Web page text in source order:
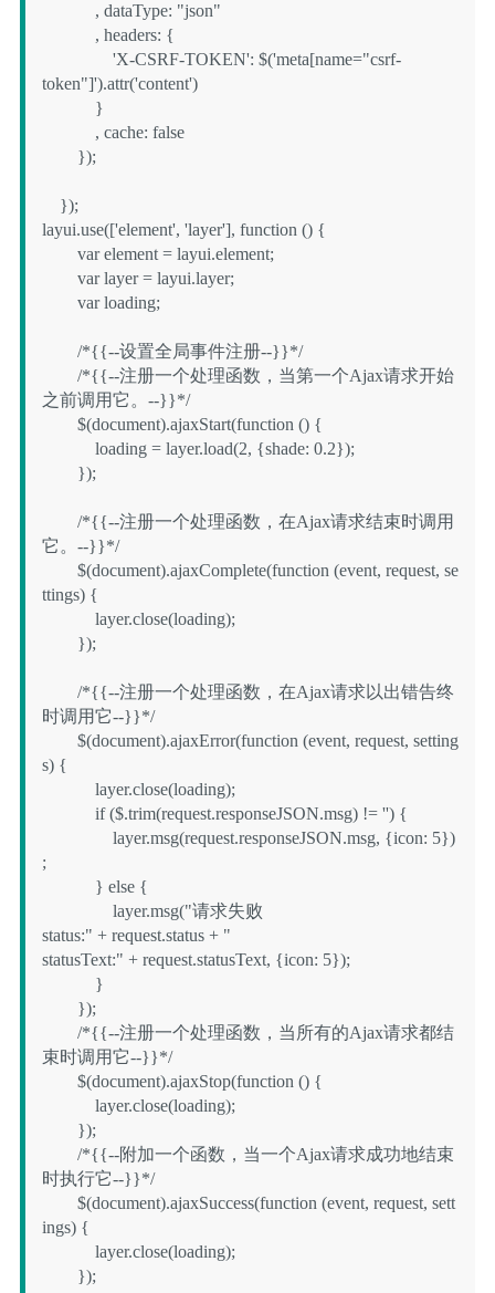
, dataType: "json"
, headers: {
'X-CSRF-TOKEN': $('meta[name="csrf-
token"]').attr('content')
}
, cache: false
});
});
layui.use(['element', 'layer'], function () {
var element = layui.element;
var layer = layui.layer;
var loading;
/*{{--设置全局事件注册--}}*/
/*{{--注册一个处理函数，当第一个Ajax请求开始
之前调用它。--}}*/
$(document).ajaxStart(function () {
loading = layer.load(2, {shade: 0.2});
});
/*{{--注册一个处理函数，在Ajax请求结束时调用
它。--}}*/
$(document).ajaxComplete(function (event, request, se
ttings) {
layer.close(loading);
});
/*{{--注册一个处理函数，在Ajax请求以出错告终
时调用它--}}*/
$(document).ajaxError(function (event, request, setting
s) {
layer.close(loading);
if ($.trim(request.responseJSON.msg) != '') {
layer.msg(request.responseJSON.msg, {icon: 5})
;
} else {
layer.msg("请求失败
status:" + request.status + "
statusText:" + request.statusText, {icon: 5});
}
});
/*{{--注册一个处理函数，当所有的Ajax请求都结
束时调用它--}}*/
$(document).ajaxStop(function () {
layer.close(loading);
});
/*{{--附加一个函数，当一个Ajax请求成功地结束
时执行它--}}*/
$(document).ajaxSuccess(function (event, request, sett
ings) {
layer.close(loading);
});